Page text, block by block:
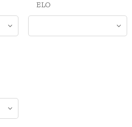
ELO